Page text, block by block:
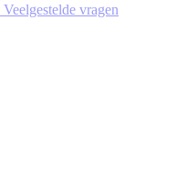
Veelgestelde vragen